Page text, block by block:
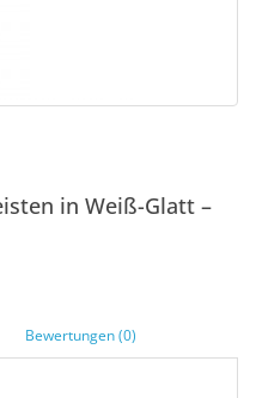
in Weiß-Glatt –
Bewertungen (0)